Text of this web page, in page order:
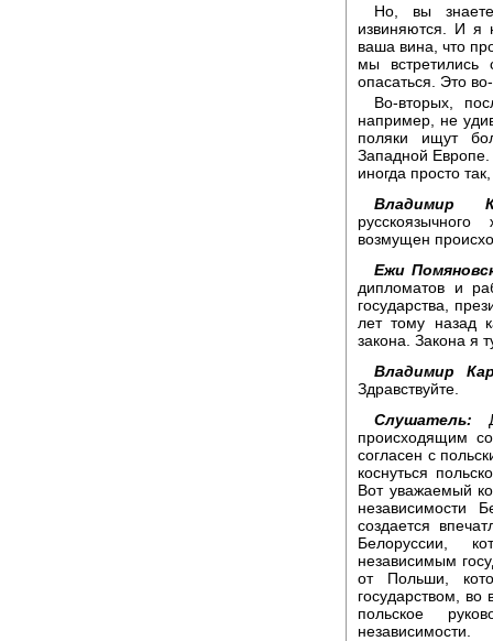
Но, вы
извиняются. И я
ваша вина, что
мы
опасаться. Это
Во-вторых,
например, не
поляки ищут
Западной
иногда просто
Владимир
возмущен
Ежи
дипломатов и
государства,
лет тому назад
закона. Закона я
Владимир
Здравствуйте.
Слушатель:
происходящим
согласен с
коснуться
Вот уважаемый
создается
Белоруссии,
независимым
от Польши,
государством, во
польское
независимости.